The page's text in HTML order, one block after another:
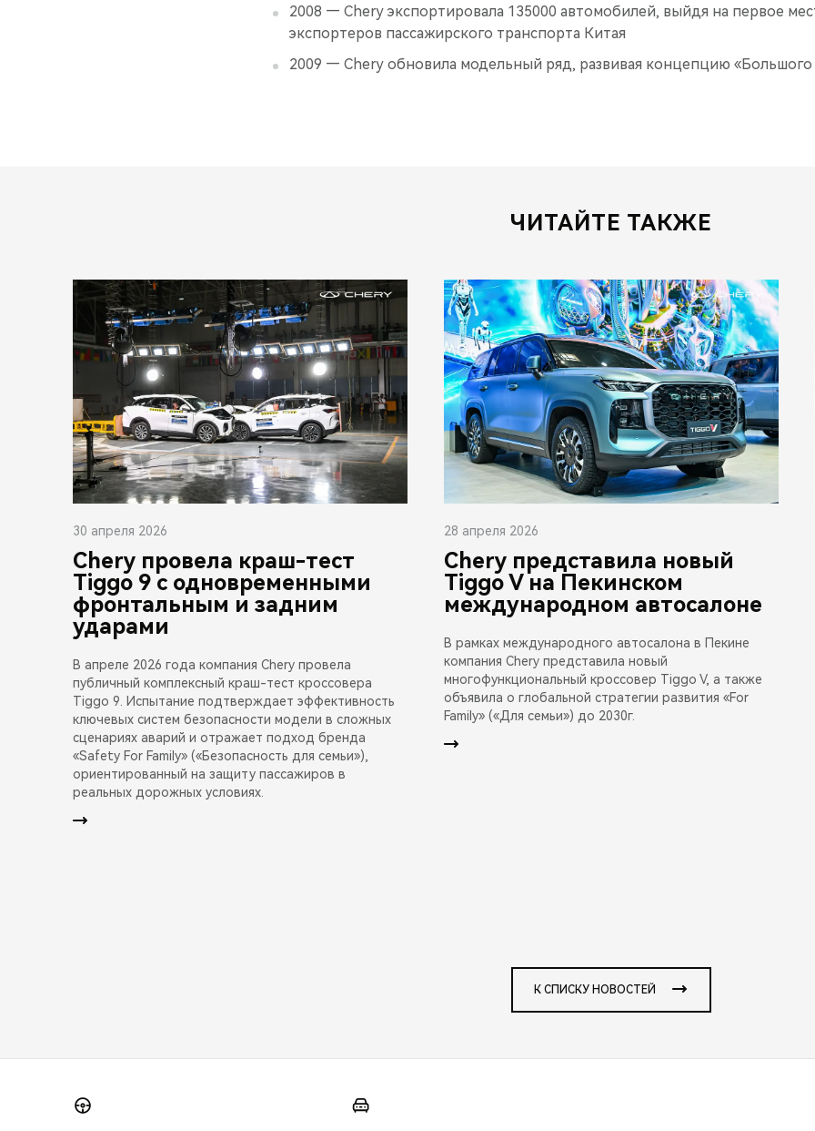
2008 — Chery экспортировала 135000 автомобилей, выйдя на первое
экспортеров пассажирского транспорта Китая
2009 — Chery обновила модельный ряд, развивая концепцию «Большого
ЧИТАЙТЕ ТАКЖЕ
30 апреля 2026
Chery провела краш-тест
Tiggo 9 с одновременными
фронтальным и задним
ударами
В апреле 2026 года компания Chery провела
публичный комплексный краш-тест кроссовера
Tiggo 9. Испытание подтверждает эффективность
ключевых систем безопасности модели в сложных
сценариях аварий и отражает подход бренда
«Safety For Family» («Безопасность для семьи»),
ориентированный на защиту пассажиров в
реальных дорожных условиях.
28 апреля 2026
Chery представила новый
Tiggo V на Пекинском
международном автосалоне
В рамках международного автосалона в Пекине
компания Chery представила новый
многофункциональный кроссовер Tiggo V, а также
объявила о глобальной стратегии развития «For
Family» («Для семьи») до 2030г.
К СПИСКУ НОВОСТЕЙ